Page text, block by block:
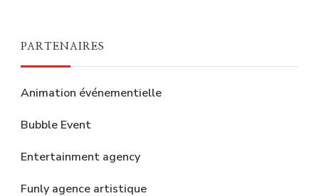
PARTENAIRES
Animation événementielle
Bubble Event
Entertainment agency
Funly agence artistique